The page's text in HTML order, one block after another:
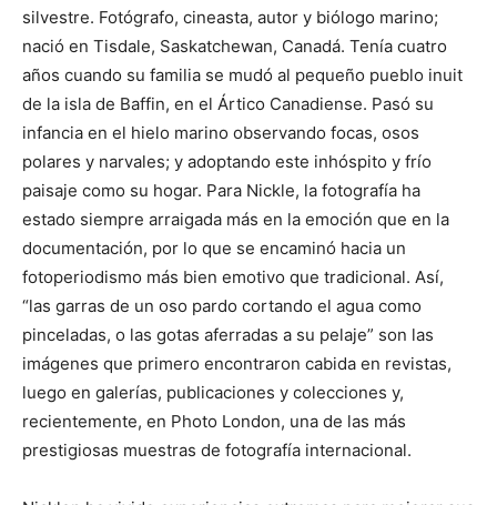
silvestre. Fotógrafo, cineasta, autor y biólogo marino;
nació en Tisdale, Saskatchewan, Canadá. Tenía cuatro
años cuando su familia se mudó al pequeño pueblo inuit
de la isla de Baffin, en el Ártico Canadiense. Pasó su
infancia en el hielo marino observando focas, osos
polares y narvales; y adoptando este inhóspito y frío
paisaje como su hogar. Para Nickle, la fotografía ha
estado siempre arraigada más en la emoción que en la
documentación, por lo que se encaminó hacia un
fotoperiodismo más bien emotivo que tradicional. Así,
“las garras de un oso pardo cortando el agua como
pinceladas, o las gotas aferradas a su pelaje” son las
imágenes que primero encontraron cabida en revistas,
luego en galerías, publicaciones y colecciones y,
recientemente, en Photo London, una de las más
prestigiosas muestras de fotografía internacional.